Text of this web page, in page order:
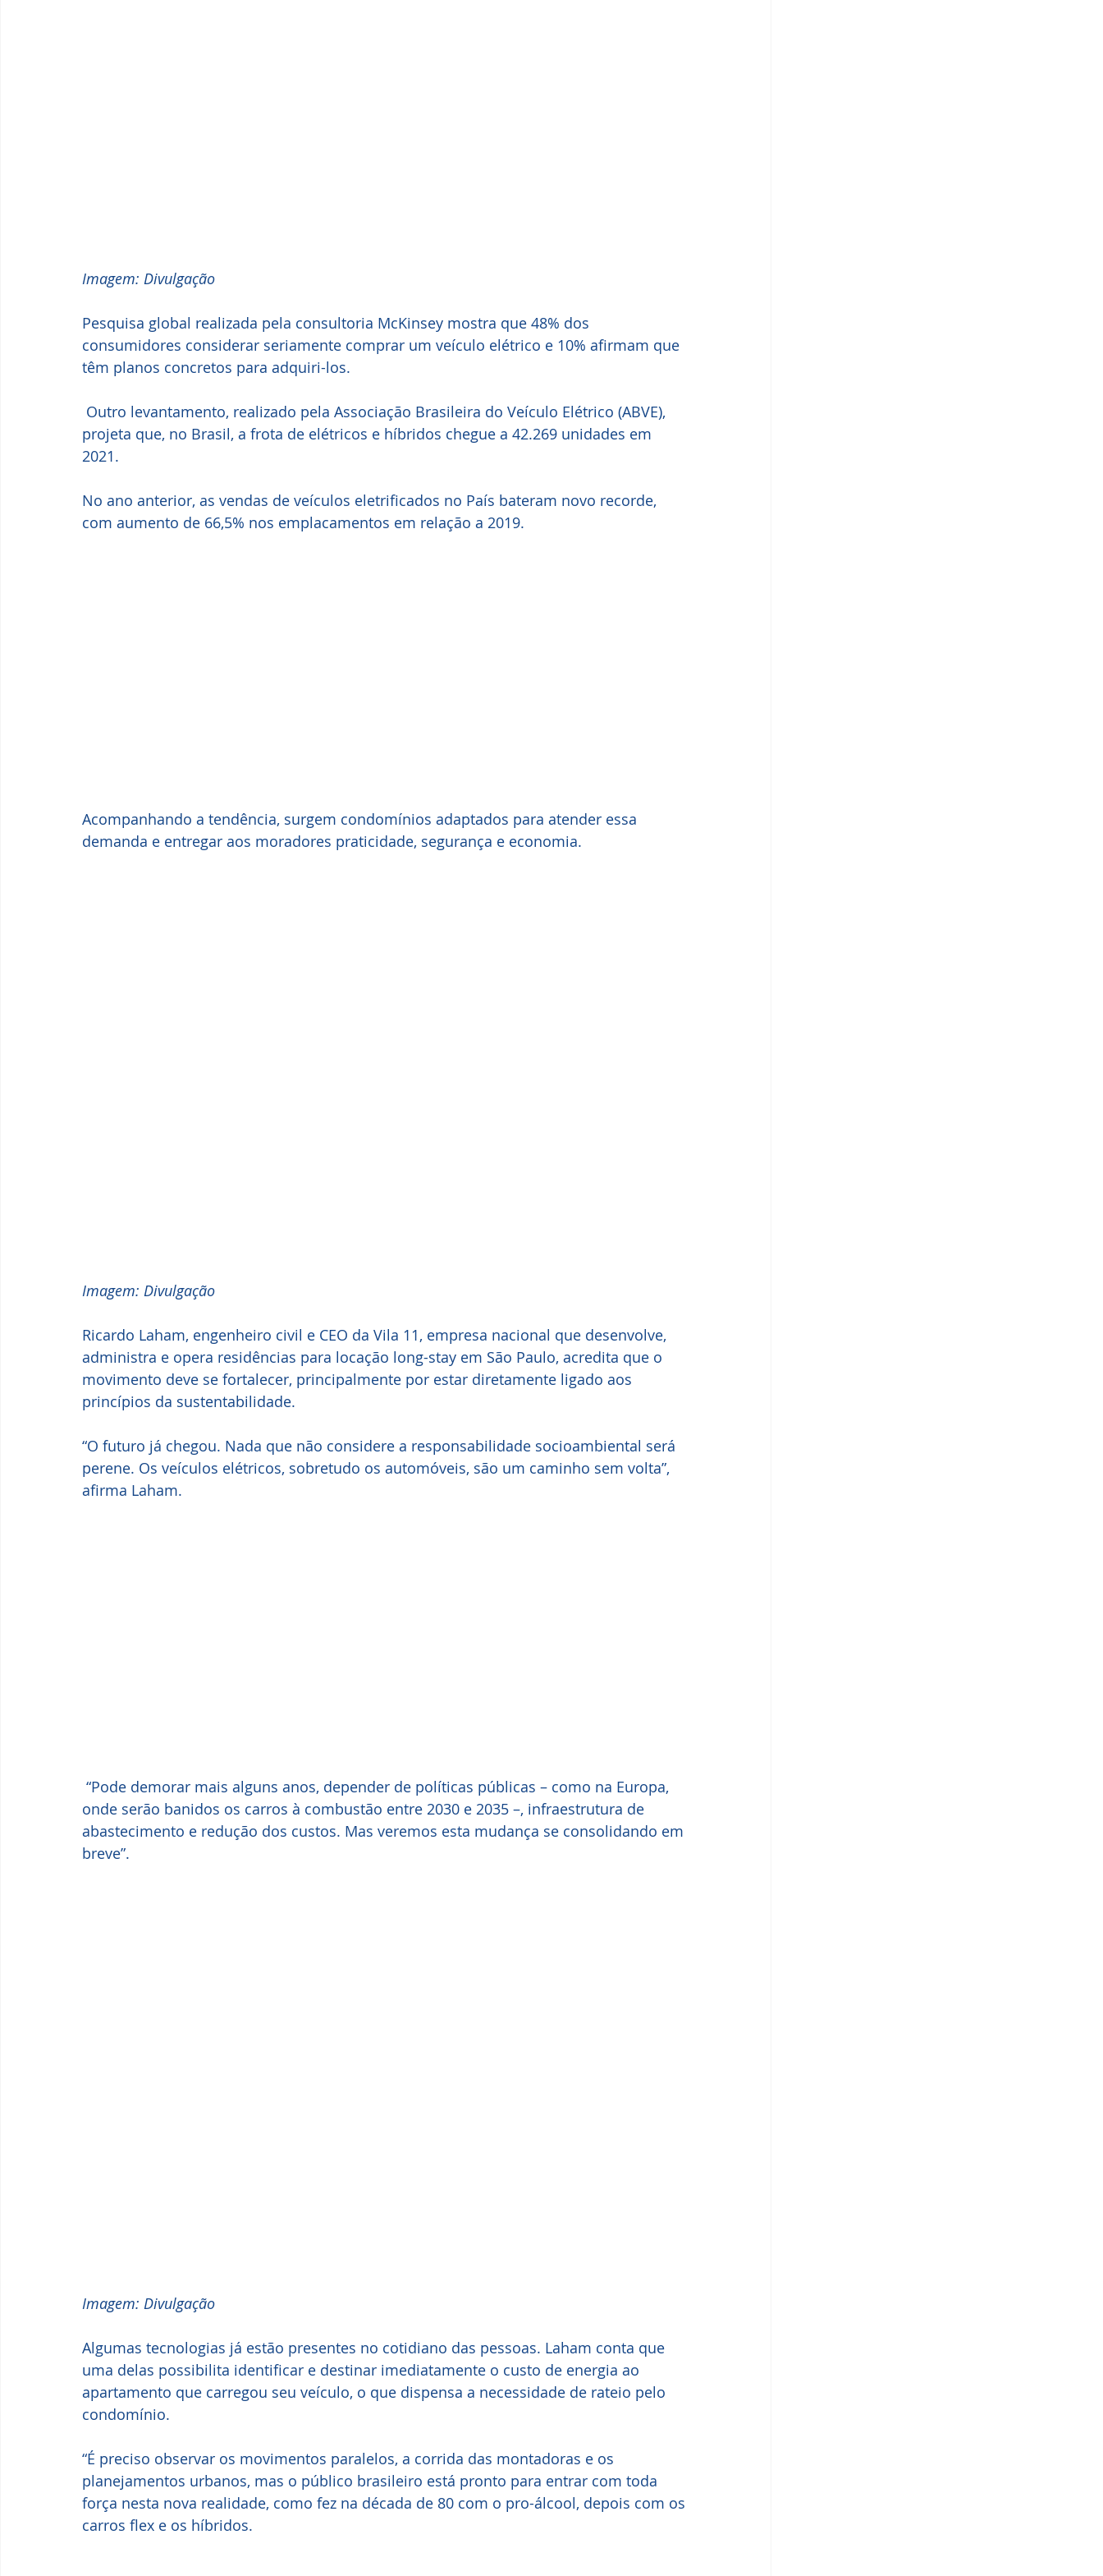
Imagem: Divulgação
Pesquisa global realizada pela consultoria McKinsey mostra que 48% dos
consumidores considerar seriamente comprar um veículo elétrico e 10% afirmam que
têm planos concretos para adquiri-los.
projeta que, no Brasil, a frota de elétricos e híbridos chegue a 42.269 unidades em
2021.
No ano anterior, as vendas de veículos eletrificados no País bateram novo recorde,
com aumento de 66,5% nos emplacamentos em relação a 2019.
Acompanhando a tendência, surgem condomínios adaptados para atender essa
demanda e entregar aos moradores praticidade, segurança e economia.
Imagem: Divulgação
Ricardo Laham, engenheiro civil e CEO da Vila 11, empresa nacional que desenvolve,
administra e opera residências para locação long-stay em São Paulo, acredita que o
movimento deve se fortalecer, principalmente por estar diretamente ligado aos
princípios da sustentabilidade.
“O futuro já chegou. Nada que não considere a responsabilidade socioambiental será
perene. Os veículos elétricos, sobretudo os automóveis, são um caminho sem volta”,
afirma Laham.
onde serão banidos os carros à combustão entre 2030 e 2035 –, infraestrutura de
abastecimento e redução dos custos. Mas veremos esta mudança se consolidando em
breve”.
Imagem: Divulgação
Algumas tecnologias já estão presentes no cotidiano das pessoas. Laham conta que
uma delas possibilita identificar e destinar imediatamente o custo de energia ao
apartamento que carregou seu veículo, o que dispensa a necessidade de rateio pelo
condomínio.
“É preciso observar os movimentos paralelos, a corrida das montadoras e os
planejamentos urbanos, mas o público brasileiro está pronto para entrar com toda
força nesta nova realidade, como fez na década de 80 com o pro-álcool, depois com os
carros flex e os híbridos.